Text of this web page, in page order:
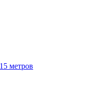
метров